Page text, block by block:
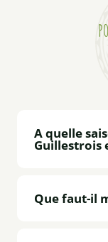
A quelle
Guillestrois
Que faut-il